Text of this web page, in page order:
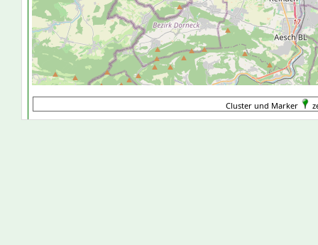
Cluster und Marker